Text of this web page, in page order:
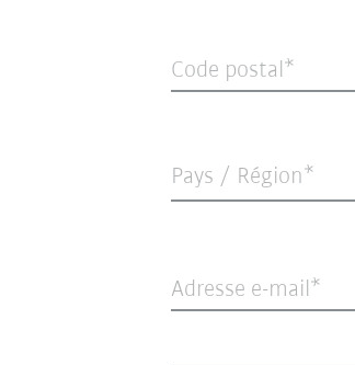
Code postal
Pays / Région*
Adresse e-mail